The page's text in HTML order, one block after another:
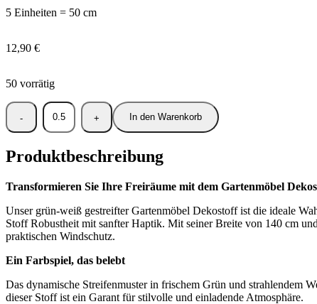
5 Einheiten = 50 cm
12,90 €
50 vorrätig
In den Warenkorb
Produktbeschreibung
Transformieren Sie Ihre Freiräume mit dem Gartenmöbel
Unser grün-weiß gestreifter Gartenmöbel Dekostoff ist die ideale
Stoff Robustheit mit sanfter Haptik. Mit seiner Breite von 140 cm
praktischen Windschutz.
Ein Farbspiel, das belebt
Das dynamische Streifenmuster in frischem Grün und strahlendem
dieser Stoff ist ein Garant für stilvolle und einladende Atmosphäre.